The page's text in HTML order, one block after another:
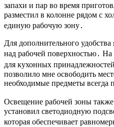
запахи и пар во время
разместил в колонне рядом с
единую рабочую зону․
Для дополнительного
над рабочей поверхностью․
для кухонных
позволило мне освободить
необходимые предметы всегда
Освещение рабочей зоны
установил светодиодную
которая обеспечивает